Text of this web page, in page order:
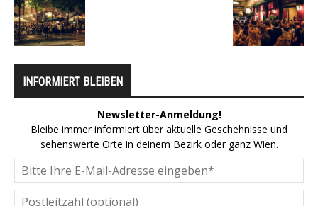
INFORMIERT BLEIBEN
Newsletter-Anmeldung!
Bleibe immer informiert über aktuelle Geschehnisse und
sehenswerte Orte in deinem Bezirk oder ganz Wien.